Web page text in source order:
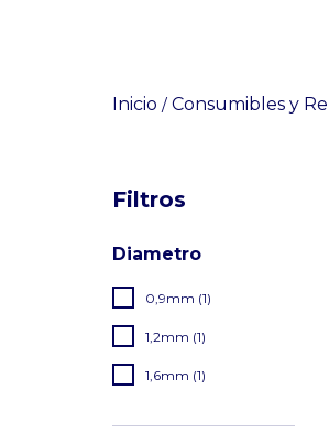
Inicio / Consumibles y
Filtros
Diametro
0,9mm (1)
1,2mm (1)
1,6mm (1)